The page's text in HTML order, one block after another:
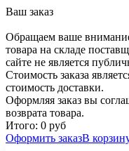
Ваш заказ
Обращаем ваше
товара на складе
сайте не является
Стоимость заказа
стоимость доставки.
Оформляя заказ вы
возврата товара.
Итого: 0 руб
Оформить заказВ